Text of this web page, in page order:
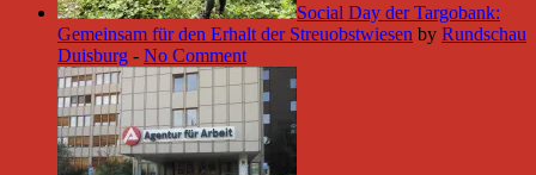
Social Day der Targobank:
Gemeinsam für den Erhalt der Streuobstwiesen by Rundschau
Duisburg - No Comment